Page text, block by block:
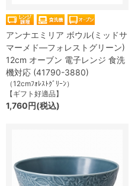
アンナエミリア ボウル(ミッドサ
マーメド―フォレストグリーン)
12cm オーブン 電子レンジ 食洗
機対応 (41790-3880)
（12cmﾌｫﾚｽﾄｸﾞﾘｰﾝ）
【ギフト好適品】
1,760円(税込)